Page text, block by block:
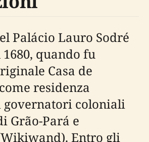
Palácio Lauro Sodré
quando fu
Casa de
residenza
coloniali
Grão-Pará e
Entro gli